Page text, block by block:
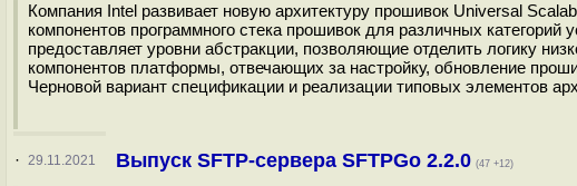
Компания Intel развивает новую архитектуру прошивок Universal
компонентов программного стека прошивок для различных
предоставляет уровни абстракции, позволяющие отделить логику
компонентов платформы, отвечающих за настройку, обновление
Черновой вариант спецификации и реализации типовых элементов
· 29.11.2021 Выпуск SFTP-сервера SFTPGo 2.2.0 (47 +12)